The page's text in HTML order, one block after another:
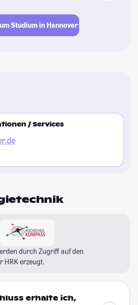
Studium in Hannover
/ Services
durch Zugriff auf den
HRK erzeugt.
erhalte ich,